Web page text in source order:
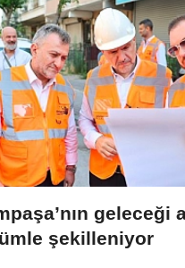
geleceği
şekilleniyor